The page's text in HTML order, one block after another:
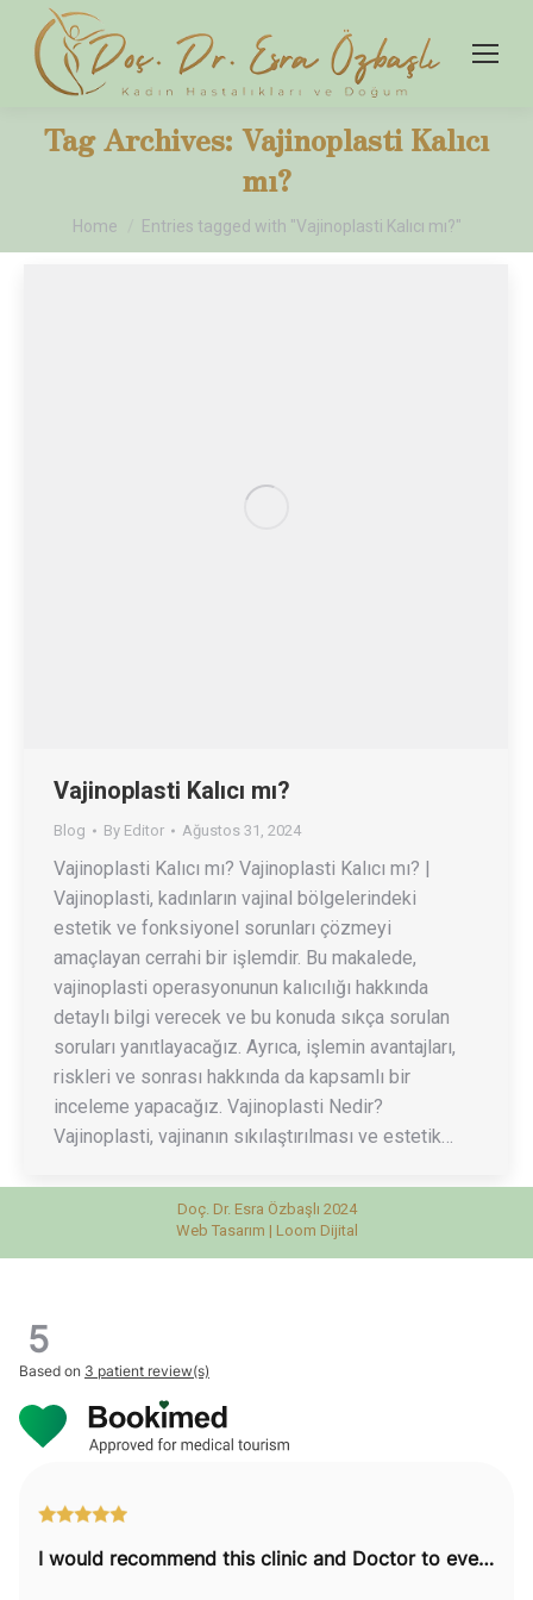
Tag Archives: Vajinoplasti Kalıcı
mı?
You are here:
Home Entries tagged with "Vajinoplasti Kalıcı mı?"
Vajinoplasti Kalıcı mı?
Blog By Editor Ağustos 31, 2024
Vajinoplasti Kalıcı mı? Vajinoplasti Kalıcı mı? |
Vajinoplasti, kadınların vajinal bölgelerindeki
estetik ve fonksiyonel sorunları çözmeyi
amaçlayan cerrahi bir işlemdir. Bu makalede,
vajinoplasti operasyonunun kalıcılığı hakkında
detaylı bilgi verecek ve bu konuda sıkça sorulan
soruları yanıtlayacağız. Ayrıca, işlemin avantajları,
riskleri ve sonrası hakkında da kapsamlı bir
inceleme yapacağız. Vajinoplasti Nedir?
Vajinoplasti, vajinanın sıkılaştırılması ve estetik…
Doç. Dr. Esra Özbaşlı 2024
Web Tasarım | Loom Dijital
5
Based on 3 patient review(s)
I would recommend this clinic and Doctor to everyone.